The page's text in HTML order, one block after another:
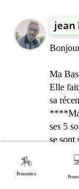
jean
Ma
Elle fait
sa
****Ma
ses 5
se sont
il peut
Mon
🏇
Pronostics